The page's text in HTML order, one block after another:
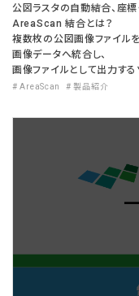
公図ラスタの自動結合、座
AreaScan 結合とは？
複数枚の公図画像ファイル
画像データへ統合し、
画像ファイルとして出力する
# AreaScan # 製品紹介